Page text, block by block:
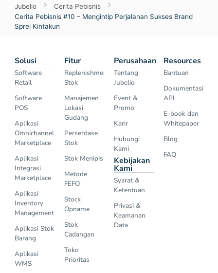
Jubelio
Cerita Pebisnis
Cerita Pebisnis #10 – Mengintip Perjalanan Sukses Brand
Sprei Kintakun
Solusi
Software
Retail
Software
POS
Aplikasi
Omnichannel
Marketplace
Aplikasi
Integrasi
Marketplace
Aplikasi
Inventory
Management
Aplikasi Stok
Barang
Aplikasi
WMS
Fitur
Replenishment
Stok
Manajemen
Lokasi
Gudang
Persentase
Stok
Stok Menipis
Metode
FEFO
Stock
Opname
Stok
Cadangan
Toko
Prioritas
Perusahaan
Tentang
Jubelio
Event &
Promo
Karir
Hubungi
Kami
Kebijakan
Kami
Syarat &
Ketentuan
Privasi &
Keamanan
Data
Resources
Bantuan
Dokumentasi
API
E-book dan
Whitepaper
Blog
FAQ